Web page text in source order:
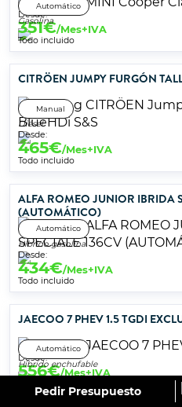
Automático
Gasolina
Desde:
351€/Mes+IVA
Todo incluido
CITRÖEN JUMPY FURGÓN
Manual
Diésel
Desde:
465€/Mes+IVA
Todo incluido
ALFA ROMEO JUNIOR IBRIDA
(AUTOMÁTICO)
Automático
Híbrido gasolina
Desde:
434€/Mes+IVA
Todo incluido
JAECOO 7 PHEV 1.5 TGDI
Automático
Híbrido enchufable
Desde:
556€/Mes+IVA
Todo incluido
Pedir Presupuesto